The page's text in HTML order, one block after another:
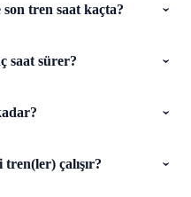
tren saat kaçta?
saat sürer?
çalışır?